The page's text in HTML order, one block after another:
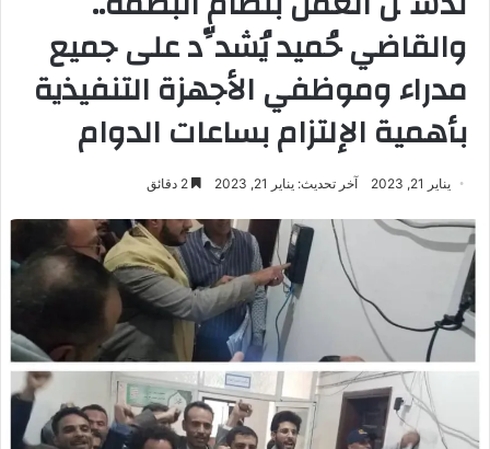
والقاضي حُميد يُشدِّد على جميع
مدراء وموظفي الأجهزة التنفيذية
بأهمية الإلتزام بساعات الدوام
يناير 21, 2023 آخر تحديث: يناير 21, 2023